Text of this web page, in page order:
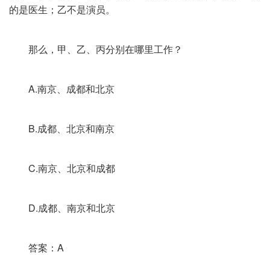
的是医生；乙不是演员。
那么，甲、乙、丙分别在哪里工作？
A.南京、成都和北京
B.成都、北京和南京
C.南京、北京和成都
D.成都、南京和北京
答案：A